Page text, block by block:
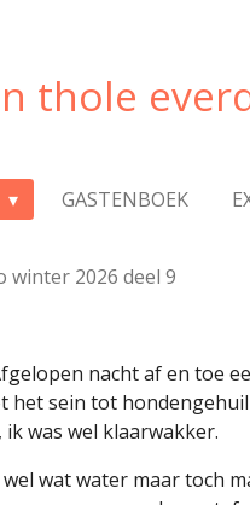
thole
GASTENBOEK
winter 2026 deel 9
nacht af en toe
het sein tot
was wel klaarwakker.
wat water maar toch